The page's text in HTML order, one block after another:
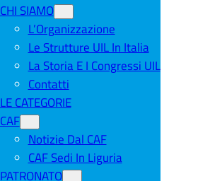
CHI SIAMO
L’Organizzazione
Le Strutture UIL In Italia
La Storia E I Congressi UIL
Contatti
LE CATEGORIE
CAF
Notizie Dal CAF
CAF Sedi In Liguria
PATRONATO